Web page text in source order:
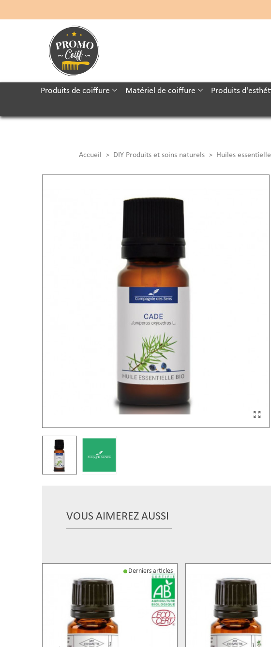
Produits de coiffure Matériel de coiffure Produits
Accueil > DIY Produits et soins naturels > Huiles
VOUS AIMEREZ AUSSI
Derniers articles